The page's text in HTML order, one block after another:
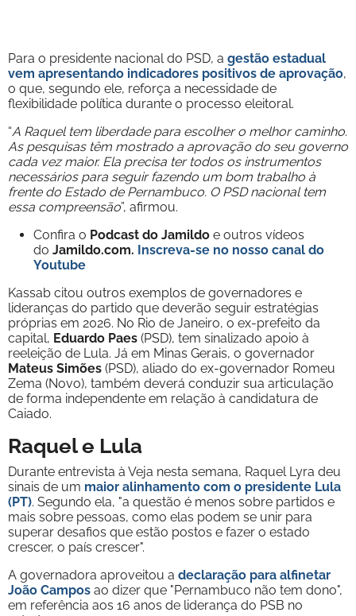
Para o presidente nacional do PSD, a gestão estadual
vem apresentando indicadores positivos de aprovação,
o que, segundo ele, reforça a necessidade de
flexibilidade política durante o processo eleitoral.
“A Raquel tem liberdade para escolher o melhor caminho.
As pesquisas têm mostrado a aprovação do seu governo
cada vez maior. Ela precisa ter todos os instrumentos
necessários para seguir fazendo um bom trabalho à
frente do Estado de Pernambuco. O PSD nacional tem
essa compreensão”, afirmou.
Confira o Podcast do Jamildo e outros vídeos
do Jamildo.com. Inscreva-se no nosso canal do
Youtube
Kassab citou outros exemplos de governadores e
lideranças do partido que deverão seguir estratégias
próprias em 2026. No Rio de Janeiro, o ex-prefeito da
capital, Eduardo Paes (PSD), tem sinalizado apoio à
reeleição de Lula. Já em Minas Gerais, o governador
Mateus Simões (PSD), aliado do ex-governador Romeu
Zema (Novo), também deverá conduzir sua articulação
de forma independente em relação à candidatura de
Caiado.
Raquel e Lula
Durante entrevista à Veja nesta semana, Raquel Lyra deu
sinais de um maior alinhamento com o presidente Lula
(PT). Segundo ela, "a questão é menos sobre partidos e
mais sobre pessoas, como elas podem se unir para
superar desafios que estão postos e fazer o estado
crescer, o país crescer".
A governadora aproveitou a declaração para alfinetar
João Campos ao dizer que "Pernambuco não tem dono",
em referência aos 16 anos de liderança do PSB no